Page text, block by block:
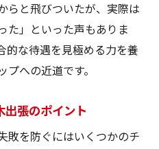
らと飛びついたが、実際は
た」といった声もありま
的な待遇を見極める力を養
への近道です。
張のポイント
敗を防ぐにはいくつかのチ